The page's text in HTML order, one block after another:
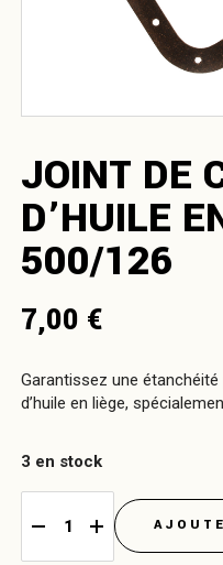
JOINT DE
D’HUILE
500/126
7,00 €
Garantissez une
d’huile en liège,
3 en stock
Joint de carter d'huile en